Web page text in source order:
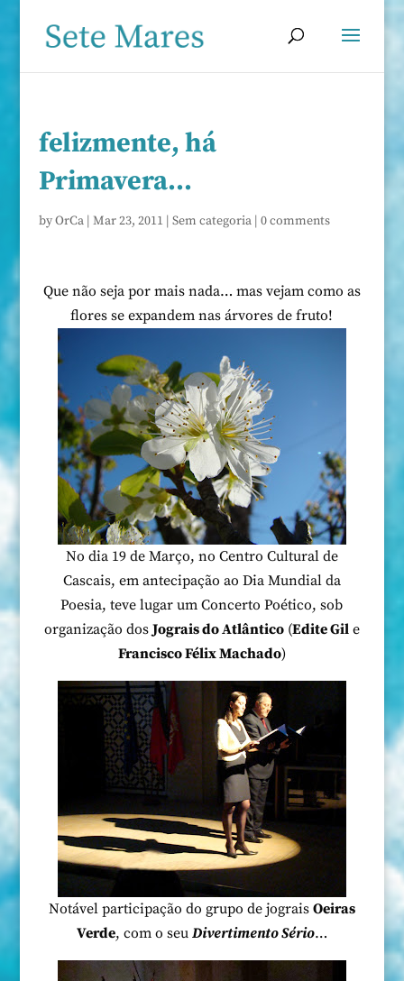
felizmente, há
Primavera…
byOrCa| Mar 23, 2011 | Sem categoria| 0 comments
Que não seja por mais nada… mas vejam como as
flores se expandem nas árvores de fruto!
No dia 19 de Março, no Centro Cultural de
Cascais, em antecipação ao Dia Mundial da
Poesia, teve lugar um Concerto Poético, sob
organização dosJograis do Atlântico(Edite Gile
Francisco Félix Machado)
Notável participação do grupo de jograis Oeiras
Verde, com o seu Divertimento Sério…